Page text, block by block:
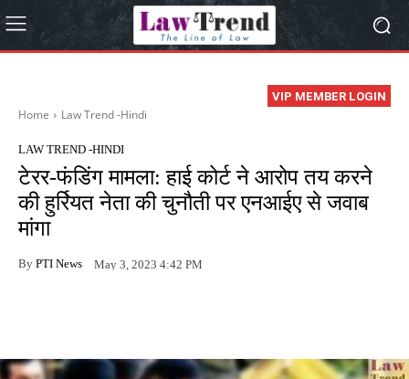
VIP MEMBER LOGIN
Home Law Trend -Hindi
LAW TREND -HINDI
टेरर-फंडिंग मामला: हाई कोर्ट ने आरोप तय करने
की हुर्रियत नेता की चुनौती पर एनआईए से जवाब
मांगा
By PTI News May 3, 2023 4:42 PM